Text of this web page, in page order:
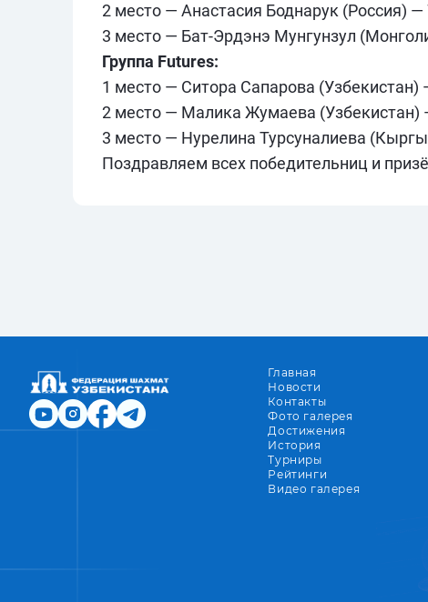
2 место — Анастасия Боднарук (Россия) —
3 место — Бат-Эрдэнэ Мунгунзул
Группа Futures:
1 место — Ситора Сапарова (Узбекистан)
2 место — Малика Жумаева (Узбекистан)
3 место — Нурелина Турсуналиева
Поздравляем всех победительниц и
Главная
Новости
Контакты
Фото галерея
Достижения
История
Турниры
Рейтинги
Видео галерея